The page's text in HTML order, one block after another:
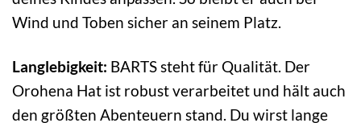
Wind und Toben sicher an seinem Platz.
Langlebigkeit: BARTS steht für Qualität. Der
Orohena Hat ist robust verarbeitet und hält auch
den größten Abenteuern stand. Du wirst lange